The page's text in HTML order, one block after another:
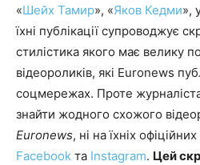
«Шейх Тамир», «Яков Кедми»,
їхні публікації супроводжує
стилістика якого має велику
відеороликів, які Euronews
соцмережах. Проте
знайти жодного схожого
Euronews, ні на їхніх
Facebook та Instagram. Цей